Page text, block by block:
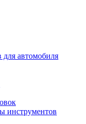
автомобиля
инструментов